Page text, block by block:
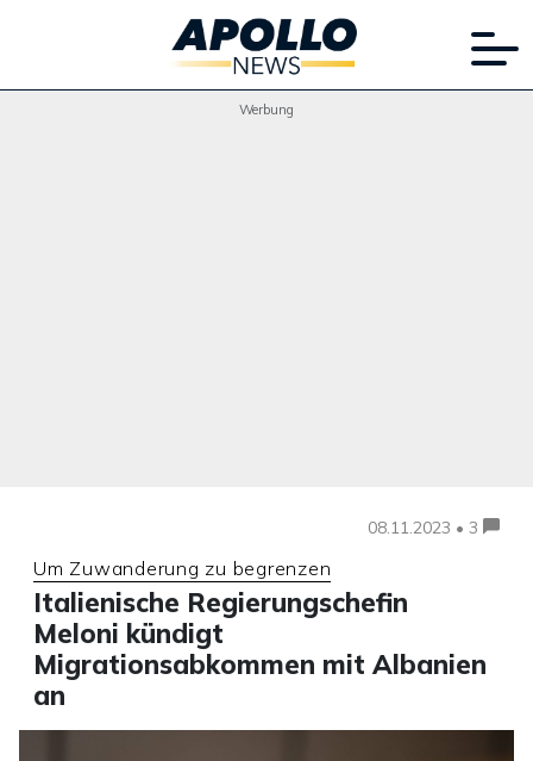
Werbung
08.11.2023 • 3
Um Zuwanderung zu begrenzen
Italienische Regierungschefin
Meloni kündigt
Migrationsabkommen mit Albanien
an